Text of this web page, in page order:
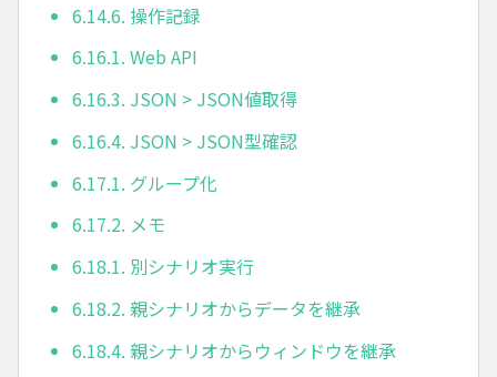
6.14.6. 操作記録
6.16.1. Web API
6.16.3. JSON > JSON値取得
6.16.4. JSON > JSON型確認
6.17.1. グループ化
6.17.2. メモ
6.18.1. 別シナリオ実行
6.18.2. 親シナリオからデータを継承
6.18.4. 親シナリオからウィンドウを継承